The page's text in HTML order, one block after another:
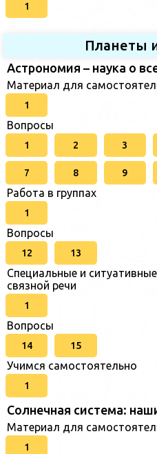
1
Планеты
Астрономия – наука о
Материал для
1
Вопросы
1 2 3
7 8 9
Работа в группах
1
Вопросы
12 13
Специальные и
связной речи
1
Вопросы
14 15
Учимся самостоятельно
1
Солнечная система:
Материал для
1